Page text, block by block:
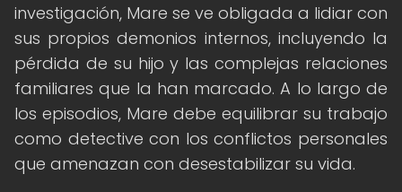
investigación, Mare se ve obligada a lidiar con
sus propios demonios internos, incluyendo la
pérdida de su hijo y las complejas relaciones
familiares que la han marcado. A lo largo de
los episodios, Mare debe equilibrar su trabajo
como detective con los conflictos personales
que amenazan con desestabilizar su vida.